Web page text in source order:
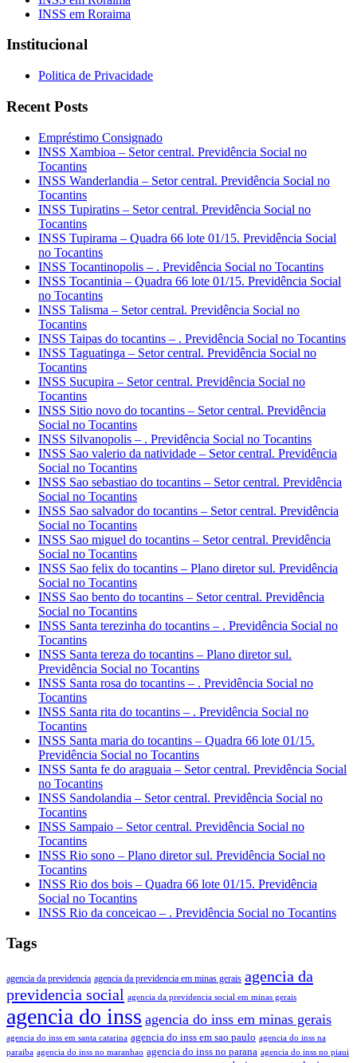
INSS em Roraima
Institucional
Politica de Privacidade
Recent Posts
Empréstimo Consignado
INSS Xambioa – Setor central. Previdência Social no
Tocantins
INSS Wanderlandia – Setor central. Previdência Social no
Tocantins
INSS Tupiratins – Setor central. Previdência Social no
Tocantins
INSS Tupirama – Quadra 66 lote 01/15. Previdência Social
no Tocantins
INSS Tocantinopolis – . Previdência Social no Tocantins
INSS Tocantinia – Quadra 66 lote 01/15. Previdência Social
no Tocantins
INSS Talisma – Setor central. Previdência Social no
Tocantins
INSS Taipas do tocantins – . Previdência Social no Tocantins
INSS Taguatinga – Setor central. Previdência Social no
Tocantins
INSS Sucupira – Setor central. Previdência Social no
Tocantins
INSS Sitio novo do tocantins – Setor central. Previdência
Social no Tocantins
INSS Silvanopolis – . Previdência Social no Tocantins
INSS Sao valerio da natividade – Setor central. Previdência
Social no Tocantins
INSS Sao sebastiao do tocantins – Setor central. Previdência
Social no Tocantins
INSS Sao salvador do tocantins – Setor central. Previdência
Social no Tocantins
INSS Sao miguel do tocantins – Setor central. Previdência
Social no Tocantins
INSS Sao felix do tocantins – Plano diretor sul. Previdência
Social no Tocantins
INSS Sao bento do tocantins – Setor central. Previdência
Social no Tocantins
INSS Santa terezinha do tocantins – . Previdência Social no
Tocantins
INSS Santa tereza do tocantins – Plano diretor sul.
Previdência Social no Tocantins
INSS Santa rosa do tocantins – . Previdência Social no
Tocantins
INSS Santa rita do tocantins – . Previdência Social no
Tocantins
INSS Santa maria do tocantins – Quadra 66 lote 01/15.
Previdência Social no Tocantins
INSS Santa fe do araguaia – Setor central. Previdência Social
no Tocantins
INSS Sandolandia – Setor central. Previdência Social no
Tocantins
INSS Sampaio – Setor central. Previdência Social no
Tocantins
INSS Rio sono – Plano diretor sul. Previdência Social no
Tocantins
INSS Rio dos bois – Quadra 66 lote 01/15. Previdência
Social no Tocantins
INSS Rio da conceicao – . Previdência Social no Tocantins
Tags
agencia da previdencia agencia da previdencia em minas gerais agencia da
previdencia social agencia da previdencia social em minas gerais
agencia do inss agencia do inss em minas gerais
agencia do inss em santa catarina agencia do inss em sao paulo agencia do inss na
paraiba agencia do inss no maranhao agencia do inss no parana agencia do inss no piaui